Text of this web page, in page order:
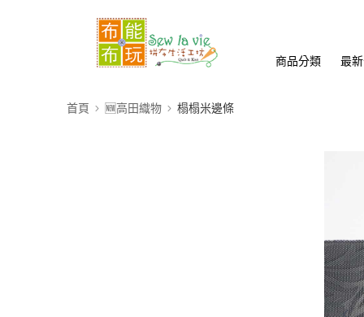
商品分類 最
首頁 🆕高田織物 榻榻米邊條